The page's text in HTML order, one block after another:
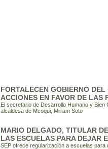
FORTALECEN GOBIERNO
ACCIONES EN FAVOR DE LAS
El secretario de Desarrollo Humano y
alcaldesa de Meoqui, Miriam Soto
MARIO DELGADO, TITULAR
LAS ESCUELAS PARA DEJAR
SEP ofrece regularización a escuelas para